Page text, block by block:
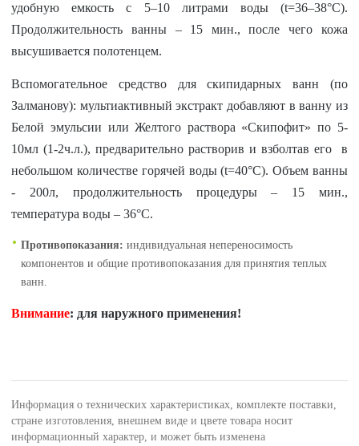
удобную емкость с 5–10 литрами воды (t=36–38°C).
Продолжительность ванны – 15 мин., после чего кожа
высушивается полотенцем.
Вспомогательное средство для скипидарных ванн (по
Залманову): мультиактивный экстракт добавляют в ванну из
Белой эмульсии или Желтого раствора «Скипофит» по 5-
10мл (1-2ч.л.), предварительно растворив и взболтав его в
небольшом количестве горячей воды (t=40°C). Объем ванны
- 200л, продолжительность процедуры – 15 мин.,
температура воды – 36°С.
Противопоказания: индивидуальная непереносимость
компонентов и общие противопоказания для принятия теплых
ванн.
Внимание: для наружного применения!
Информация о технических характеристиках, комплекте поставки,
стране изготовления, внешнем виде и цвете товара носит
информационный характер, и может быть изменена